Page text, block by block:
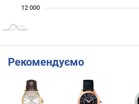
12 000
Рекомендуємо